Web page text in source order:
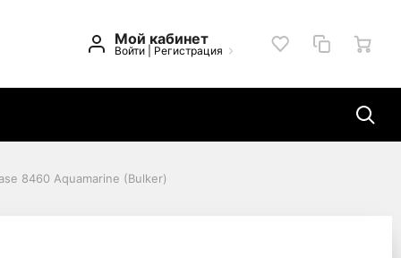
Мой кабинет
Войти| Регистрация
8460 Aquamarine (Bulker)